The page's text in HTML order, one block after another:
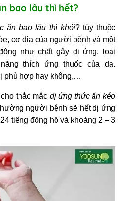
bao lâu thì hết?
ăn bao lâu thì khỏi?tùy thuộc
cơ địa của người bệnh và một
như chất gây dị ứng, loại
thích ứng thuốc của da,
phù hợp hay không,…
thắc mắc dị ứng thức ăn kéo
người bệnh sẽ hết dị ứng
tiếng đồng hồ và khoảng 2 – 3